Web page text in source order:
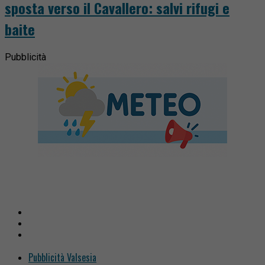
sposta verso il Cavallero: salvi rifugi e
baite
Pubblicità
Pubblicità Valsesia